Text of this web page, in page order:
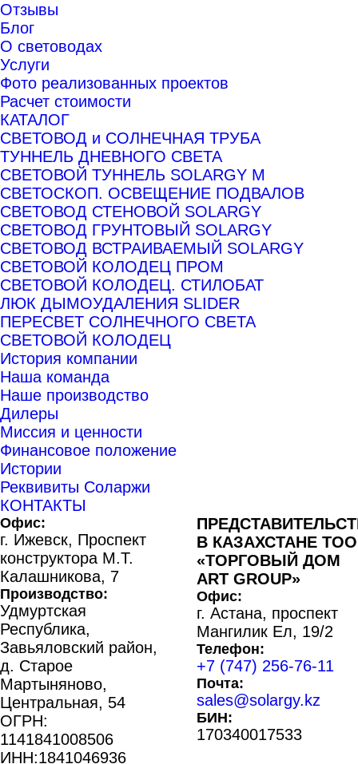
Отзывы
Блог
О световодах
Услуги
Фото реализованных проектов
Расчет стоимости
КАТАЛОГ
СВЕТОВОД и СОЛНЕЧНАЯ ТРУБА
ТУННЕЛЬ ДНЕВНОГО СВЕТА
СВЕТОВОЙ ТУННЕЛЬ SOLARGY М
СВЕТОСКОП. ОСВЕЩЕНИЕ ПОДВАЛОВ
СВЕТОВОД СТЕНОВОЙ SOLARGY
СВЕТОВОД ГРУНТОВЫЙ SOLARGY
СВЕТОВОД ВСТРАИВАЕМЫЙ SOLARGY
СВЕТОВОЙ КОЛОДЕЦ ПРОМ
СВЕТОВОЙ КОЛОДЕЦ. СТИЛОБАТ
ЛЮК ДЫМОУДАЛЕНИЯ SLIDER
ПЕРЕСВЕТ СОЛНЕЧНОГО СВЕТА
СВЕТОВОЙ КОЛОДЕЦ
История компании
Наша команда
Наше производство
Дилеры
Миссия и ценности
Финансовое положение
Истории
Реквивиты Соларжи
КОНТАКТЫ
Офис:
г. Ижевск, Проспект
конструктора М.Т.
Калашникова, 7
Производство:
Удмуртская
Республика,
Завьяловский район,
д. Старое
Мартыняново,
Центральная, 54
ОГРН:
1141841008506
ИНН:1841046936
В КАЗАХСТАНЕ ТОО
«ТОРГОВЫЙ ДОМ
ART GROUP»
Офис:
г. Астана, проспект
Мангилик Ел, 19/2
Телефон:
+7 (747) 256-76-11
Почта:
sales@solargy.kz
БИН:
170340017533